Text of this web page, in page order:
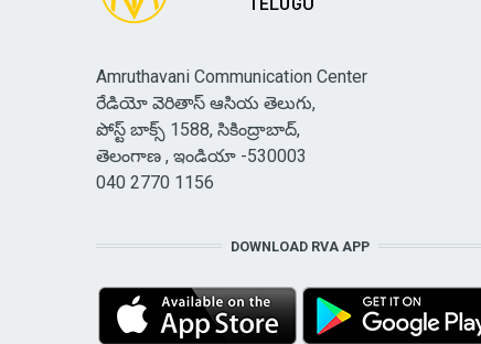
Amruthavani Communication Center
రేడియో వెరితాస్ ఆసియ తెలుగు,
పోస్ట్ బాక్స్ 1588, సికింద్రాబాద్,
తెలంగాణ , ఇండియా -530003
040 2770 1156
DOWNLOAD RVA APP